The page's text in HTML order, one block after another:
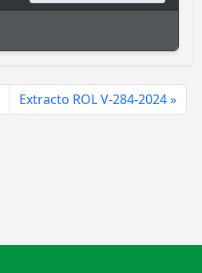
Extracto ROL V-284-2024